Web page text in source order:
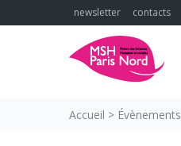
to
newsletter contacts
Accueil > Évènements